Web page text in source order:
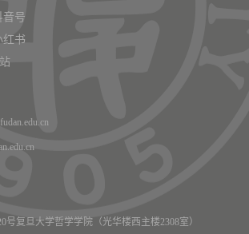
音号
红书
号复旦大学哲学学院（光华楼西主楼2308室）